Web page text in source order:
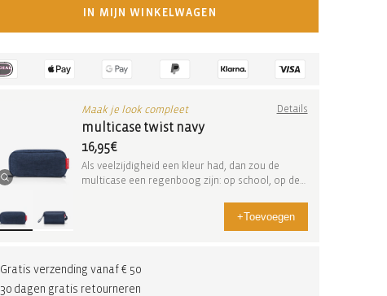
IN MIJN WINKELWAGEN
Maak je look compleet Details
multicase twist navy
16,95€
Als veelzijdigheid een kleur had, dan zou de
multicase een regenboog zijn: op school, op de
+Toevoegen
Gratis verzending vanaf € 50
30 dagen gratis retourneren